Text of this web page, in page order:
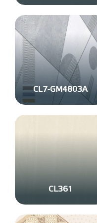
CL7-GM4803A
CL361